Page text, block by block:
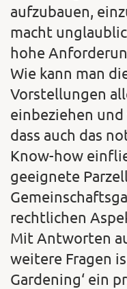
aufzubauen,
macht
hohe
Wie kann man
Vorstellungen
einbeziehen
dass auch das
Know-how
geeignete
rechtlichen
Mit Antworten
weitere Fragen
Gardening‘ ein